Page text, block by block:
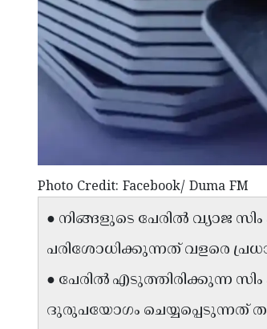
Photo Credit: Facebook/ Duma FM
● നിങ്ങളുടെ പേരിൽ വ്യാജ
പരിശോധിക്കുന്നത് വളരെ
● പേരിൽ എടുത്തിരിക്കുന്ന
ദുരുപയോഗം ചെയ്യപ്പെടുന്നത്